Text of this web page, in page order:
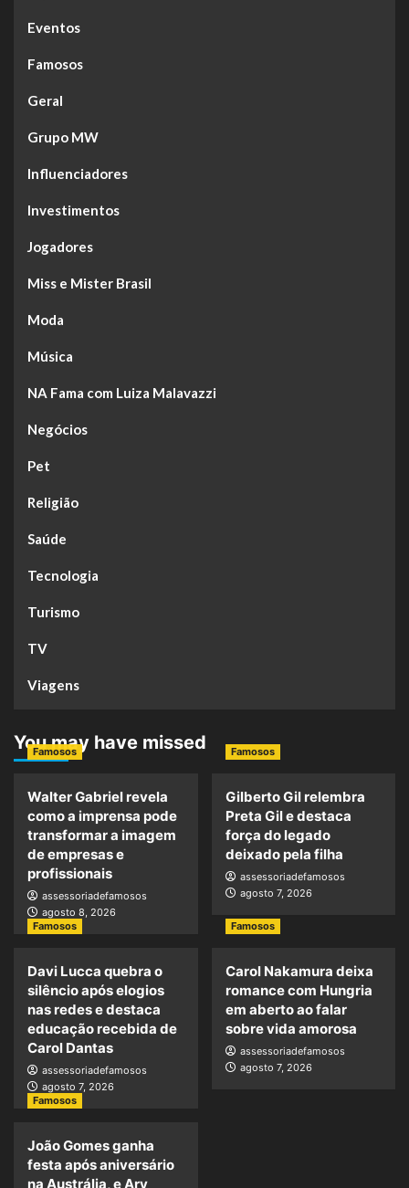
Eventos
Famosos
Geral
Grupo MW
Influenciadores
Investimentos
Jogadores
Miss e Mister Brasil
Moda
Música
NA Fama com Luiza Malavazzi
Negócios
Pet
Religião
Saúde
Tecnologia
Turismo
TV
Viagens
You may have missed
Famosos
Walter Gabriel revela
como a imprensa pode
transformar a imagem
de empresas e
profissionais
assessoriadefamosos
agosto 8, 2026
Famosos
Gilberto Gil relembra
Preta Gil e destaca
força do legado
deixado pela filha
assessoriadefamosos
agosto 7, 2026
Famosos
Davi Lucca quebra o
silêncio após elogios
nas redes e destaca
educação recebida de
Carol Dantas
assessoriadefamosos
agosto 7, 2026
Famosos
Carol Nakamura deixa
romance com Hungria
em aberto ao falar
sobre vida amorosa
assessoriadefamosos
agosto 7, 2026
Famosos
João Gomes ganha
festa após aniversário
na Austrália, e Ary